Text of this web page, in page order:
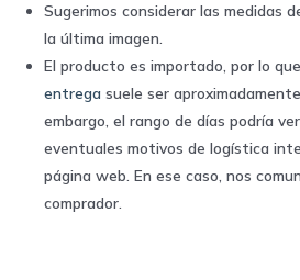
Sugerimos considerar las medidas
la última imagen.
El producto es importado, por lo
entrega suele ser
embargo, el rango de días podría
eventuales motivos de logística
página web. En ese caso, nos
comprador.